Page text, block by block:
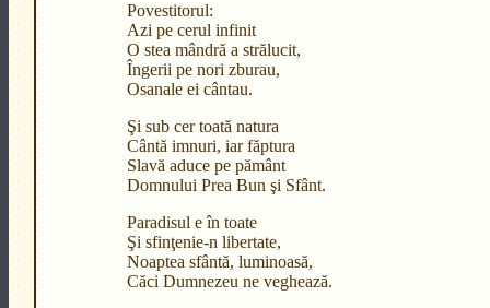
Povestitorul:
Azi pe cerul infinit
O stea mândră a strălucit,
Îngerii pe nori zburau,
Osanale ei cântau.
Şi sub cer toată natura
Cântă imnuri, iar făptura
Slavă aduce pe pământ
Domnului Prea Bun şi Sfânt.
Paradisul e în toate
Şi sfinţenie-n libertate,
Noaptea sfântă, luminoasă,
Căci Dumnezeu ne veghează.